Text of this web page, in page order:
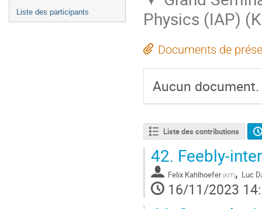
Liste des participants
Physics (IAP)
Documents de
Aucun document.
Liste des contributions
42. Feebly-
Felix Kahlhoefer (KIT), Luc
16/11/2023